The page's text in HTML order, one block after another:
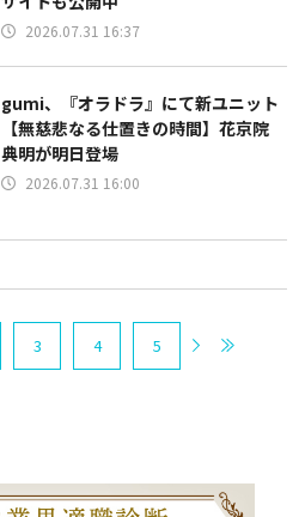
2026.07.31 16:37
gumi、『オラドラ』にて新ユニット
【無慈悲なる仕置きの時間】花京院
典明が明日登場
2026.07.31 16:00
3 4 5